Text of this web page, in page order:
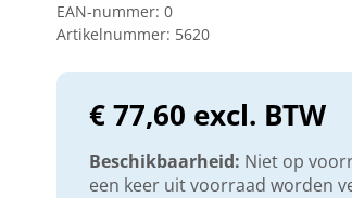
EAN-nummer: 0
Artikelnummer: 5620
€ 77,60 excl. BTW
Beschikbaarheid: Niet op
een keer uit voorraad worden